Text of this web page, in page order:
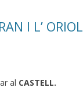
I L’ ORIOL
al CASTELL.